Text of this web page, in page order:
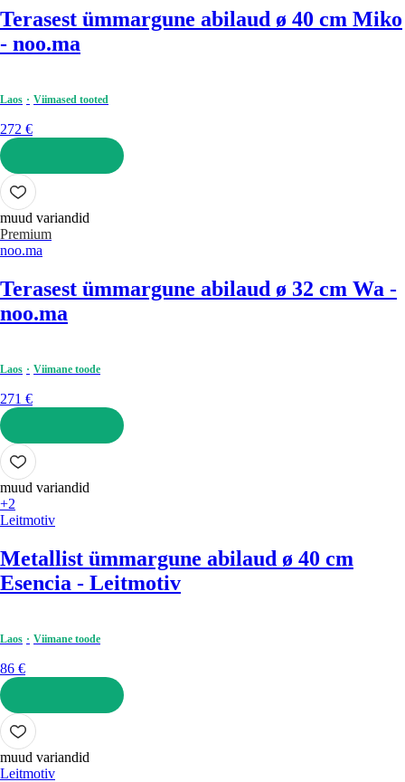
Terasest ümmargune abilaud ø 40 cm Miko
- noo.ma
Laos Viimased tooted
272 €
LISA OSTUKORVI
muud variandid
Premium
noo.ma
Terasest ümmargune abilaud ø 32 cm Wa -
noo.ma
Laos Viimane toode
271 €
LISA OSTUKORVI
muud variandid
+2
Leitmotiv
Metallist ümmargune abilaud ø 40 cm
Esencia - Leitmotiv
Laos Viimane toode
86 €
LISA OSTUKORVI
muud variandid
Leitmotiv